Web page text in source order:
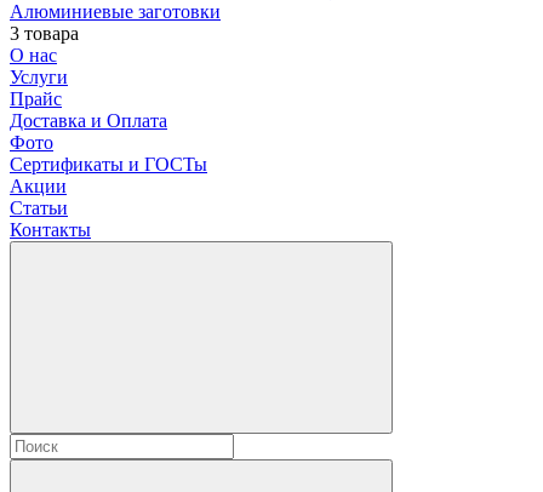
Алюминиевые заготовки
3 товара
О нас
Услуги
Прайс
Доставка и Оплата
Фото
Сертификаты и ГОСТы
Акции
Статьи
Контакты